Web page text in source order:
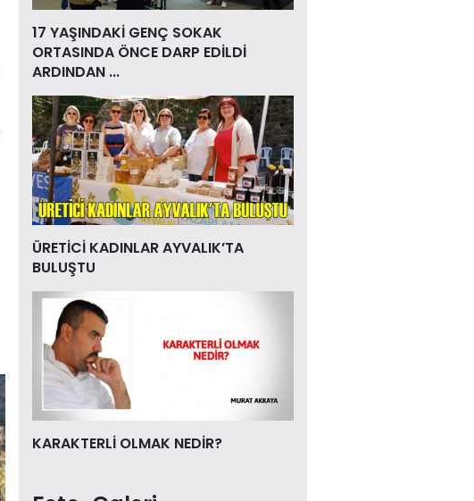
17 YAŞINDAKİ GENÇ SOKAK
ORTASINDA ÖNCE DARP EDİLDİ
ARDINDAN ...
ÜRETİCİ KADINLAR AYVALIK’TA
BULUŞTU
KARAKTERLİ OLMAK NEDİR?